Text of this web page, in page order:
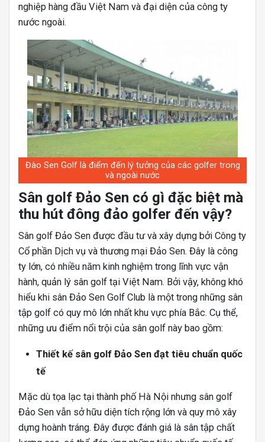
nghiệp hàng đầu Việt Nam và đại diện của công ty
nước ngoài.
Đào Sen Golf là điểm đến lý tưởng của các golfer trong
và ngoài nước
Sân golf Đảo Sen có gì đặc biệt mà
thu hút đông đảo golfer đến vậy?
Sân golf Đảo Sen được đầu tư và xây dựng bởi Công ty
Cổ phần Dịch vụ và thương mại Đảo Sen. Đây là công
ty lớn, có nhiều năm kinh nghiệm trong lĩnh vực vận
hành, quản lý sân golf tại Việt Nam. Bởi vậy, không khó
hiểu khi sân Đảo Sen Golf Club là một trong những sân
tập golf có quy mô lớn nhất khu vực phía Bắc. Cụ thể,
những ưu điểm nổi trội của sân golf này bao gồm:
Thiết kế sân golf Đảo Sen đạt tiêu chuẩn quốc
tế
Mặc dù tọa lạc tại thành phố Hà Nội nhưng sân golf
Đảo Sen vẫn sở hữu diện tích rộng lớn và quy mô xây
dựng hoành tráng. Đây được đánh giá là sân tập chất